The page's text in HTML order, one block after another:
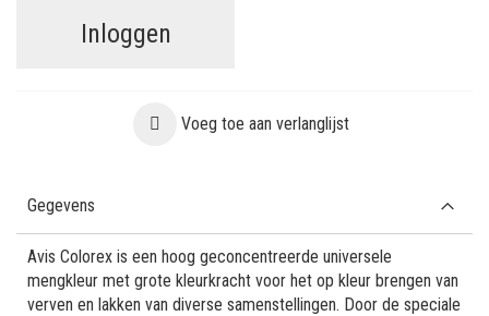
Inloggen
Voeg toe aan verlanglijst
Gegevens
Avis Colorex is een hoog geconcentreerde universele
mengkleur met grote kleurkracht voor het op kleur brengen van
verven en lakken van diverse samenstellingen. Door de speciale